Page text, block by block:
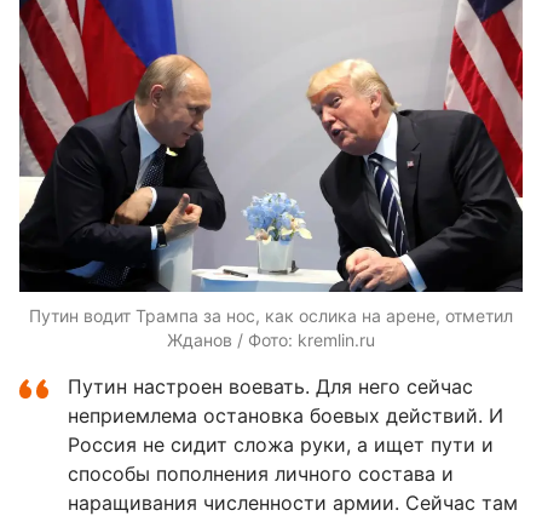
Путин водит Трампа за нос, как ослика на арене, отметил
Жданов / Фото: kremlin.ru
Путин настроен воевать. Для него сейчас
неприемлема остановка боевых действий. И
Россия не сидит сложа руки, а ищет пути и
способы пополнения личного состава и
наращивания численности армии. Сейчас там